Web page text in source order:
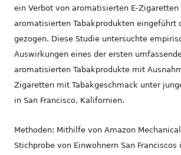
ein Verbot von aromatisierten E-Zigaretten
aromatisierten Tabakprodukten eingeführt
gezogen. Diese Studie untersuchte
Auswirkungen eines der ersten
aromatisierten Tabakprodukte mit
Zigaretten mit Tabakgeschmack unter
in San Francisco, Kalifornien.
Methoden: Mithilfe von Amazon
Stichprobe von Einwohnern San